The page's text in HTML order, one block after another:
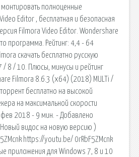
полноценные
Editor , бесплатная и безопасная
Filmora Video Editor. Wondershare
программа. Рейтинг: 4,4 - 64
скачать бесплатно русскую
/ 8 / 10. Плюсы, минусы и рейтинг
Filmora 8.6.3 (x64) (2018) MULTi /
торрент бесплатно на высокой
на максимальной скорости
2018 - 9 мин. - Добавлено
видос на новую версию )
https://youtu.be/ 0rRbF5ZMcnk
приложения для Windows 7, 8 и 10